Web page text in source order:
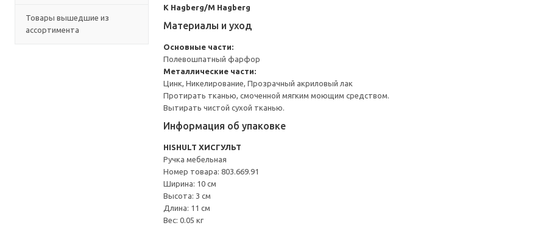
Товары вышедшие из
ассортимента
K Hagberg/M Hagberg
Материалы и уход
Основные части:
Полевошпатный фарфор
Металлические части:
Цинк, Никелирование, Прозрачный акриловый лак
Протирать тканью, смоченной мягким моющим средством.
Вытирать чистой сухой тканью.
Информация об упаковке
HISHULT ХИСГУЛЬТ
Ручка мебельная
Номер товара: 803.669.91
Ширина: 10 см
Высота: 3 см
Длина: 11 см
Вес: 0.05 кг